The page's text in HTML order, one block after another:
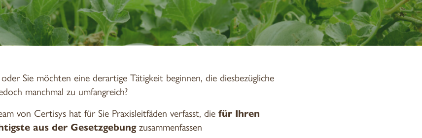
Sie möchten eine derartige Tätigkeit beginnen, die diesbezügliche
manchmal zu umfangreich?
von Certisys hat für Sie Praxisleitfäden verfasst, die für Ihren
aus der Gesetzgebungzusammenfassen